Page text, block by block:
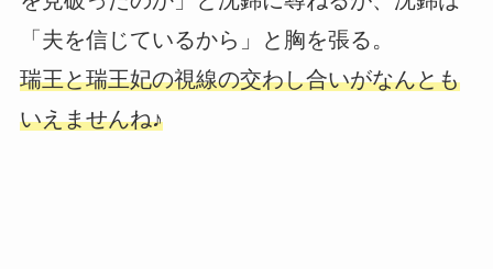
「夫を信じているから」と胸を張る。
瑞王と瑞王妃の視線の交わし合いがなんとも
いえませんね♪